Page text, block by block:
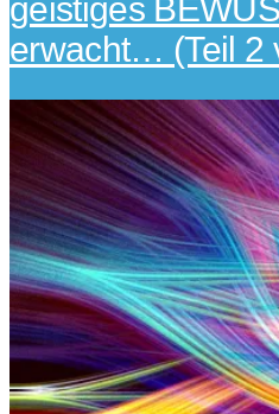
geistiges
erwacht… (Teil 2